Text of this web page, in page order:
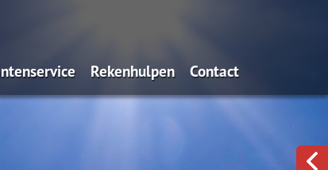
(filmpje)
Rekenhulpen Contact
Klik hier om te